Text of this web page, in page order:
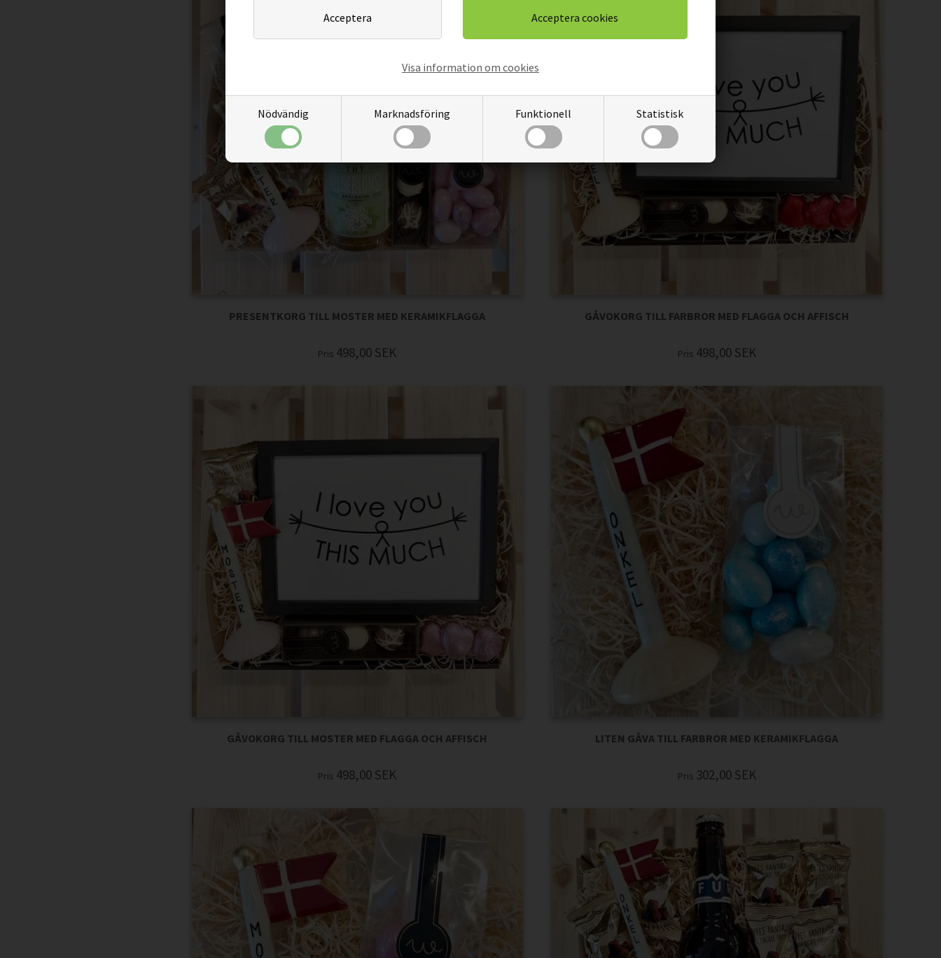
Nödvändig Marknadsföring Funktionell Statistisk
Visa information om cookies
PRESENTKORG TILL MOSTER MED KERAMIKFLAGGA
Pris 498,00 SEK
GÅVOKORG TILL FARBROR MED FLAGGA OCH AFFISCH
Pris 498,00 SEK
GÅVOKORG TILL MOSTER MED FLAGGA OCH AFFISCH
Pris 498,00 SEK
LITEN GÅVA TILL FARBROR MED KERAMIKFLAGGA
Pris 302,00 SEK